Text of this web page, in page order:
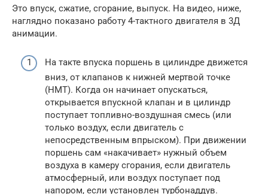
Это впуск, сжатие, сгорание, выпуск. На видео, ниже,
наглядно показано работу 4-тактного двигателя в 3Д
анимации.
На такте впуска поршень в цилиндре движется
вниз, от клапанов к нижней мертвой точке
(НМТ). Когда он начинает опускаться,
открывается впускной клапан и в цилиндр
поступает топливно-воздушная смесь (или
только воздух, если двигатель с
непосредственным впрыском). При движении
поршень сам «накачивает» нужный объем
воздуха в камеру сгорания, если двигатель
атмосферный, или воздух поступает под
напором, если установлен турбонаддув.